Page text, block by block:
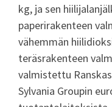
kg, ja sen
paperirakenteen
vähemmän
teräsrakenteen
valmistettu
Sylvania Groupin